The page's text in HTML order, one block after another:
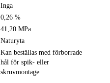
Inga
0,26 %
41,20 MPa
Naturyta
Kan beställas med förborrade
hål för spik- eller
skruvmontage